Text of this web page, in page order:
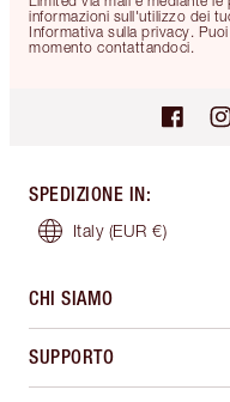
informazioni sull'utilizzo dei
Informativa sulla privacy.
momento contattandoci.
SPEDIZIONE IN:
Italy (EUR €)
CHI SIAMO
SUPPORTO